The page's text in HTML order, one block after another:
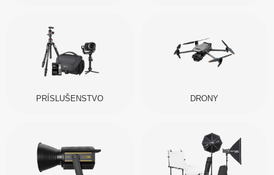
PRÍSLUŠENSTVO DRONY